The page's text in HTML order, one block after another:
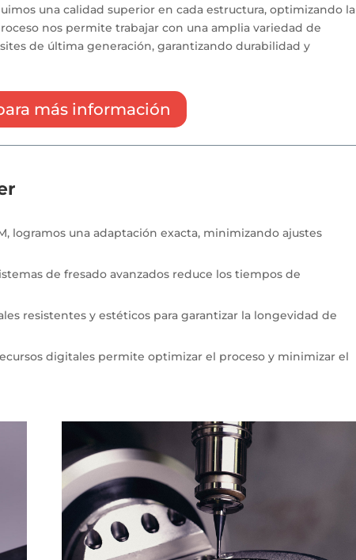
una calidad superior en cada estructura, optimizando la
nos permite trabajar con una amplia variedad de
de última generación, garantizando durabilidad y
más información
logramos una adaptación exacta, minimizando ajustes
de fresado avanzados reduce los tiempos de
resistentes y estéticos para garantizar la longevidad de
digitales permite optimizar el proceso y minimizar el